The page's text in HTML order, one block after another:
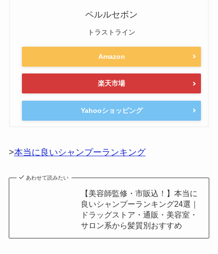
ペルルセボン
トラストライン
Amazon
楽天市場
Yahooショッピング
>本当に良いシャンプーランキング
あわせて読みたい
【美容師監修・市販込！】本当に
良いシャンプーランキング24選｜
ドラッグストア・通販・美容室・
サロン系から髪質別おすすめ